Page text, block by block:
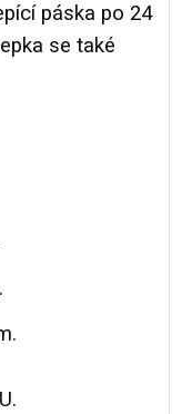
páska po 24
se také